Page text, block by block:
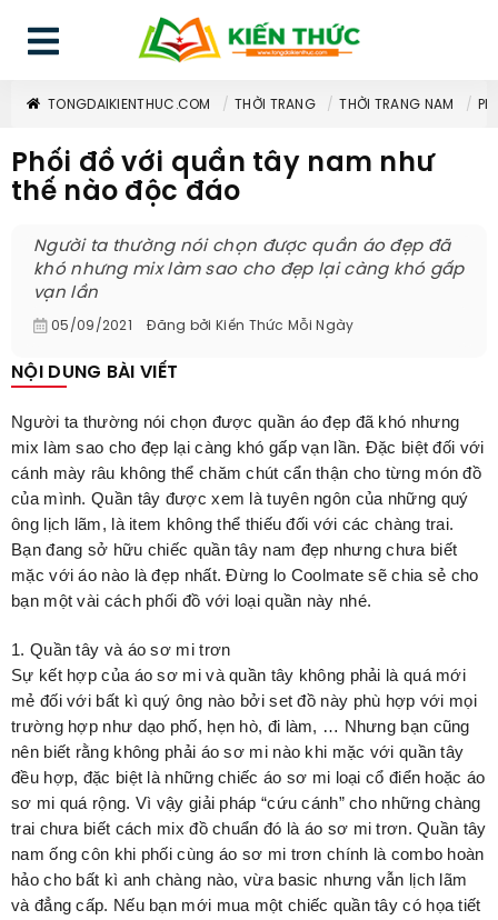
TONGDAIKIENTHUC.COM THỜI TRANG THỜI TRANG NAM
Phối đồ với quần tây nam như
thế nào độc đáo
Người ta thường nói chọn được quần áo đẹp đã
khó nhưng mix làm sao cho đẹp lại càng khó gấp
vạn lần
05/09/2021 Đăng bởi Kiến Thức Mỗi Ngày
NỘI DUNG BÀI VIẾT
Người ta thường nói chọn được quần áo đẹp đã khó nhưng
mix làm sao cho đẹp lại càng khó gấp vạn lần. Đặc biệt đối với
cánh mày râu không thể chăm chút cẩn thận cho từng món đồ
của mình. Quần tây được xem là tuyên ngôn của những quý
ông lịch lãm, là item không thể thiếu đối với các chàng trai.
Bạn đang sở hữu chiếc quần tây nam đẹp nhưng chưa biết
mặc với áo nào là đẹp nhất. Đừng lo Coolmate sẽ chia sẻ cho
bạn một vài cách phối đồ với loại quần này nhé.
1. Quần tây và áo sơ mi trơn
Sự kết hợp của áo sơ mi và quần tây không phải là quá mới
mẻ đối với bất kì quý ông nào bởi set đồ này phù hợp với mọi
trường hợp như dạo phố, hẹn hò, đi làm, … Nhưng bạn cũng
nên biết rằng không phải áo sơ mi nào khi mặc với quần tây
đều hợp, đặc biệt là những chiếc áo sơ mi loại cổ điển hoặc áo
sơ mi quá rộng. Vì vậy giải pháp “cứu cánh” cho những chàng
trai chưa biết cách mix đồ chuẩn đó là áo sơ mi trơn. Quần tây
nam ống côn khi phối cùng áo sơ mi trơn chính là combo hoàn
hảo cho bất kì anh chàng nào, vừa basic nhưng vẫn lịch lãm
và đẳng cấp. Nếu bạn mới mua một chiếc quần tây có họa tiết